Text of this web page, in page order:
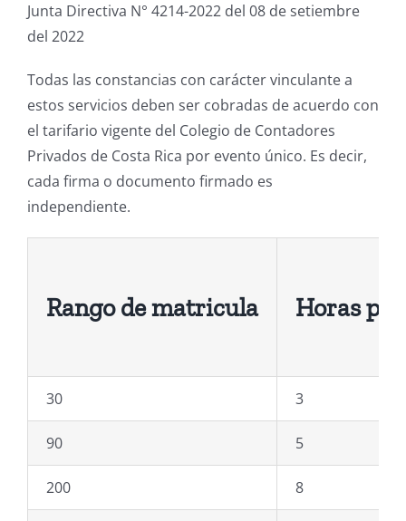
Junta Directiva N° 4214-2022 del 08 de setiembre
del 2022
Todas las constancias con carácter vinculante a
estos servicios deben ser cobradas de acuerdo con
el tarifario vigente del Colegio de Contadores
Privados de Costa Rica por evento único. Es decir,
cada firma o documento firmado es
independiente.
Rango de matricula Horas
30 3
90 5
200 8